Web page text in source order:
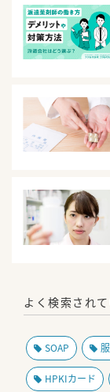
よく検索され
SOAP
HPKIカード